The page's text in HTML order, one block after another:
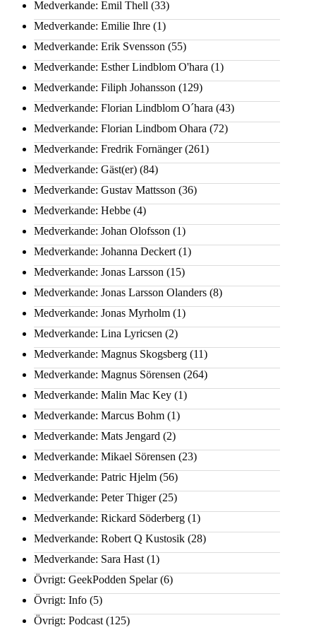
Medverkande: Emil Thell (33)
Medverkande: Emilie Ihre (1)
Medverkande: Erik Svensson (55)
Medverkande: Esther Lindblom O'hara (1)
Medverkande: Filiph Johansson (129)
Medverkande: Florian Lindblom O´hara (43)
Medverkande: Florian Lindbom Ohara (72)
Medverkande: Fredrik Fornänger(261)
Medverkande: Gäst(er) (84)
Medverkande: Gustav Mattsson (36)
Medverkande: Hebbe (4)
Medverkande: Johan Olofsson (1)
Medverkande: Johanna Deckert (1)
Medverkande: Jonas Larsson (15)
Medverkande: Jonas Larsson Olanders (8)
Medverkande: Jonas Myrholm (1)
Medverkande: Lina Lyricsen (2)
Medverkande: Magnus Skogsberg (11)
Medverkande: Magnus Sörensen (264)
Medverkande: Malin Mac Key (1)
Medverkande: Marcus Bohm (1)
Medverkande: Mats Jengard (2)
Medverkande: Mikael Sörensen (23)
Medverkande: Patric Hjelm (56)
Medverkande: Peter Thiger(25)
Medverkande: Rickard Söderberg (1)
Medverkande: Robert Q Kustosik (28)
Medverkande: Sara Hast (1)
Övrigt: GeekPodden Spelar(6)
Övrigt: Info (5)
Övrigt: Podcast (125)